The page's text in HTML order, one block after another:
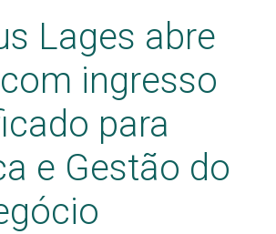
Lages abre
ingresso
para
e Gestão do